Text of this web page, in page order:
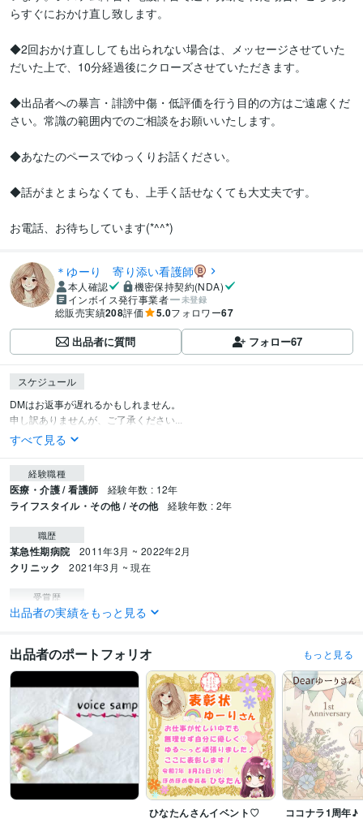
らすぐにおかけ直し致します。
◆2回おかけ直ししても出られない場合は、メッセージさせていた
だいた上で、10分経過後にクローズさせていただきます。
◆出品者への暴言・誹謗中傷・低評価を行う目的の方はご遠慮くだ
さい。常識の範囲内でのご相談をお願いいたします。
◆あなたのペースでゆっくりお話ください。
◆話がまとまらなくても、上手く話せなくても大丈夫です。
お電話、お待ちしています(*^^*)
＊ゆーり 寄り添い看護師
本人確認
機密保持契約(NDA)
インボイス発行事業者
未登録
総販売実績208評価 5.0フォロワー67
出品者に質問 フォロー67
スケジュール
DMはお返事が遅れるかもしれません。
申し訳ありませんが、ご了承ください...
すべて見る
経験職種
医療・介護 / 看護師 経験年数 : 12年
ライフスタイル・その他 / その他 経験年数 : 2年
職歴
某急性期病院 2011年3月 ~ 2022年2月
クリニック 2021年3月 ~ 現在
受賞歴
ココナラ出品開始✨ ココナラ♡レギュラーランク　みなさまのおかげです
ドランク みなさまのおかげです☘️
かげです☘️ 相談実績100件♡みなさまのおかげです☘️
資格・検定
普通自動車第一種運転免許 取得年 : 2007年
看護師 取得年 : 2013年
保健師 取得年 : 2013年
ケアマネジャー（介護支援専門員） 取得年 : 2020年
ビジネス・クリエイティブツール
PowerPoint:12年Word:12年Canva:0年
出品者の実績をもっと見る
出品者のポートフォリオ もっと見る
ひなたんさんイベント♡ ココナラ1周年♪